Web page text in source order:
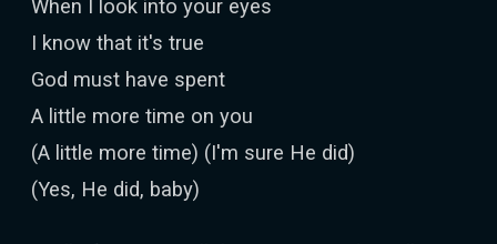
When I look into your eyes
I know that it's true
God must have spent
A little more time on you
(A little more time) (I'm sure He did)
(Yes, He did, baby)